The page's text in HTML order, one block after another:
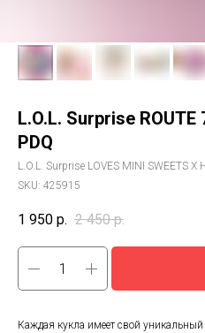
L.O.L. Surprise ROUTE
PDQ
L.O.L. Surprise LOVES MINI SWEETS X
SKU: 425915
1 950 р. 2 450 р.
Каждая кукла имеет свой